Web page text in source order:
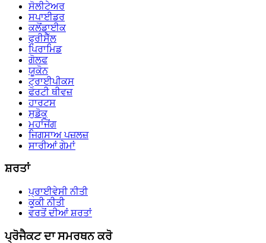
ਸੋਲੀਟੇਅਰ
ਸਪਾਈਡਰ
ਕਲੋਂਡਾਈਕ
ਫ੍ਰੀਸੈੱਲ
ਪਿਰਾਮਿਡ
ਗੋਲਫ
ਯੂਕੋਨ
ਟ੍ਰਾਈਪੀਕਸ
ਫੋਰਟੀ ਥੀਵਜ਼
ਹਾਰਟਸ
ਸੁਡੋਕੂ
ਮਹਾਂਜੋਂਗ
ਜਿਗਸਾਅ ਪਜ਼ਲਜ਼
ਸਾਰੀਆਂ ਗੇਮਾਂ
ਸ਼ਰਤਾਂ
ਪ੍ਰਾਈਵੇਸੀ ਨੀਤੀ
ਕੂਕੀ ਨੀਤੀ
ਵਰਤੋਂ ਦੀਆਂ ਸ਼ਰਤਾਂ
ਪ੍ਰੋਜੈਕਟ ਦਾ ਸਮਰਥਨ ਕਰੋ